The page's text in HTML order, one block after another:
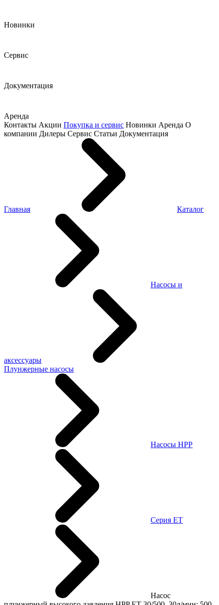
Новинки
Сервис
Документация
Аренда
Контакты Акции Покупка и сервис Новинки Аренда О
компании Дилеры Сервис Статьи Документация
Главная Каталог
Насосы и
аксессуары
Плунжерные насосы
Насосы HPP
Cерия ET
Насос